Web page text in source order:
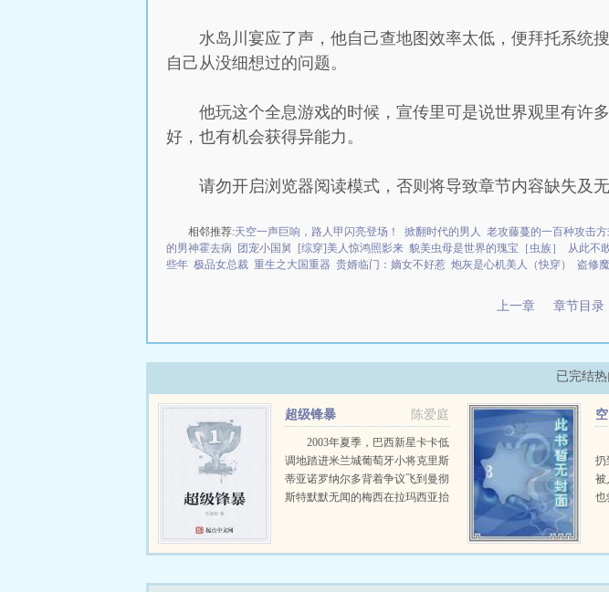
水岛川宴应了声，他自己查地图效率太低，便拜托系统
自己从没细想过的问题。
他玩这个全息游戏的时候，宣传里可是说世界观里有许
好，也有机会获得异能力。
请勿开启浏览器阅读模式，否则将导致章节内容缺失及无
相邻推荐:天空一声巨响，路人甲闪亮登场！ 掀翻时代的男人 老攻藤蔓的一百种攻击
的男神霍去病
团宠小国舅 [综穿]美人惊鸿照影来 貌美虫母是世界的瑰宝［虫族］ 从此不
些年 极品女总裁 重生之大国重器 贵婿临门：嫡女不好惹 炮灰是心机美人（快穿） 盗修魔
上一章 章节目录
已完结
陈爱庭
超级锋暴
2003年夏季，巴西新星卡卡低
调地踏进米兰城葡萄牙小将克里斯
蒂亚诺罗纳尔多背着争议飞到曼彻
斯特默默无闻的梅西在拉玛西亚抬
队里，有个即将惨遭淘汰的废物却
扔
被
也
本